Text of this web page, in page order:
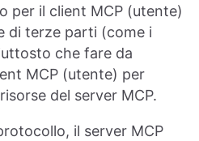
per il client MCP (utente)
di terze parti (come i
che fare da
MCP (utente) per
del server MCP.
il server MCP